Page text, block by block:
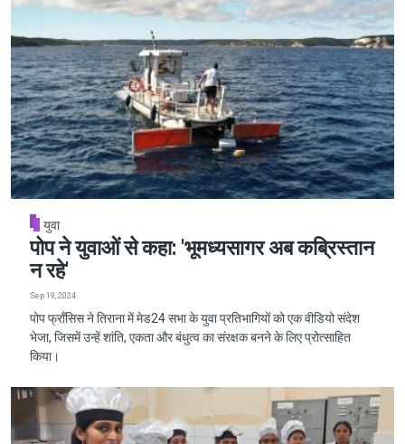
युवा
पोप ने युवाओं से कहा: 'भूमध्यसागर अब कब्रिस्तान
न रहे'
Sep 19, 2024
पोप फ्राँसिस ने तिराना में मेड24 सभा के युवा प्रतिभागियों को एक वीडियो संदेश
भेजा, जिसमें उन्हें शांति, एकता और बंधुत्व का संरक्षक बनने के लिए प्रोत्साहित
किया।